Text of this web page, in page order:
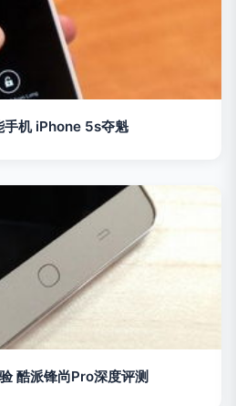
手机 iPhone 5s夺魁
酷派锋尚Pro深度评测